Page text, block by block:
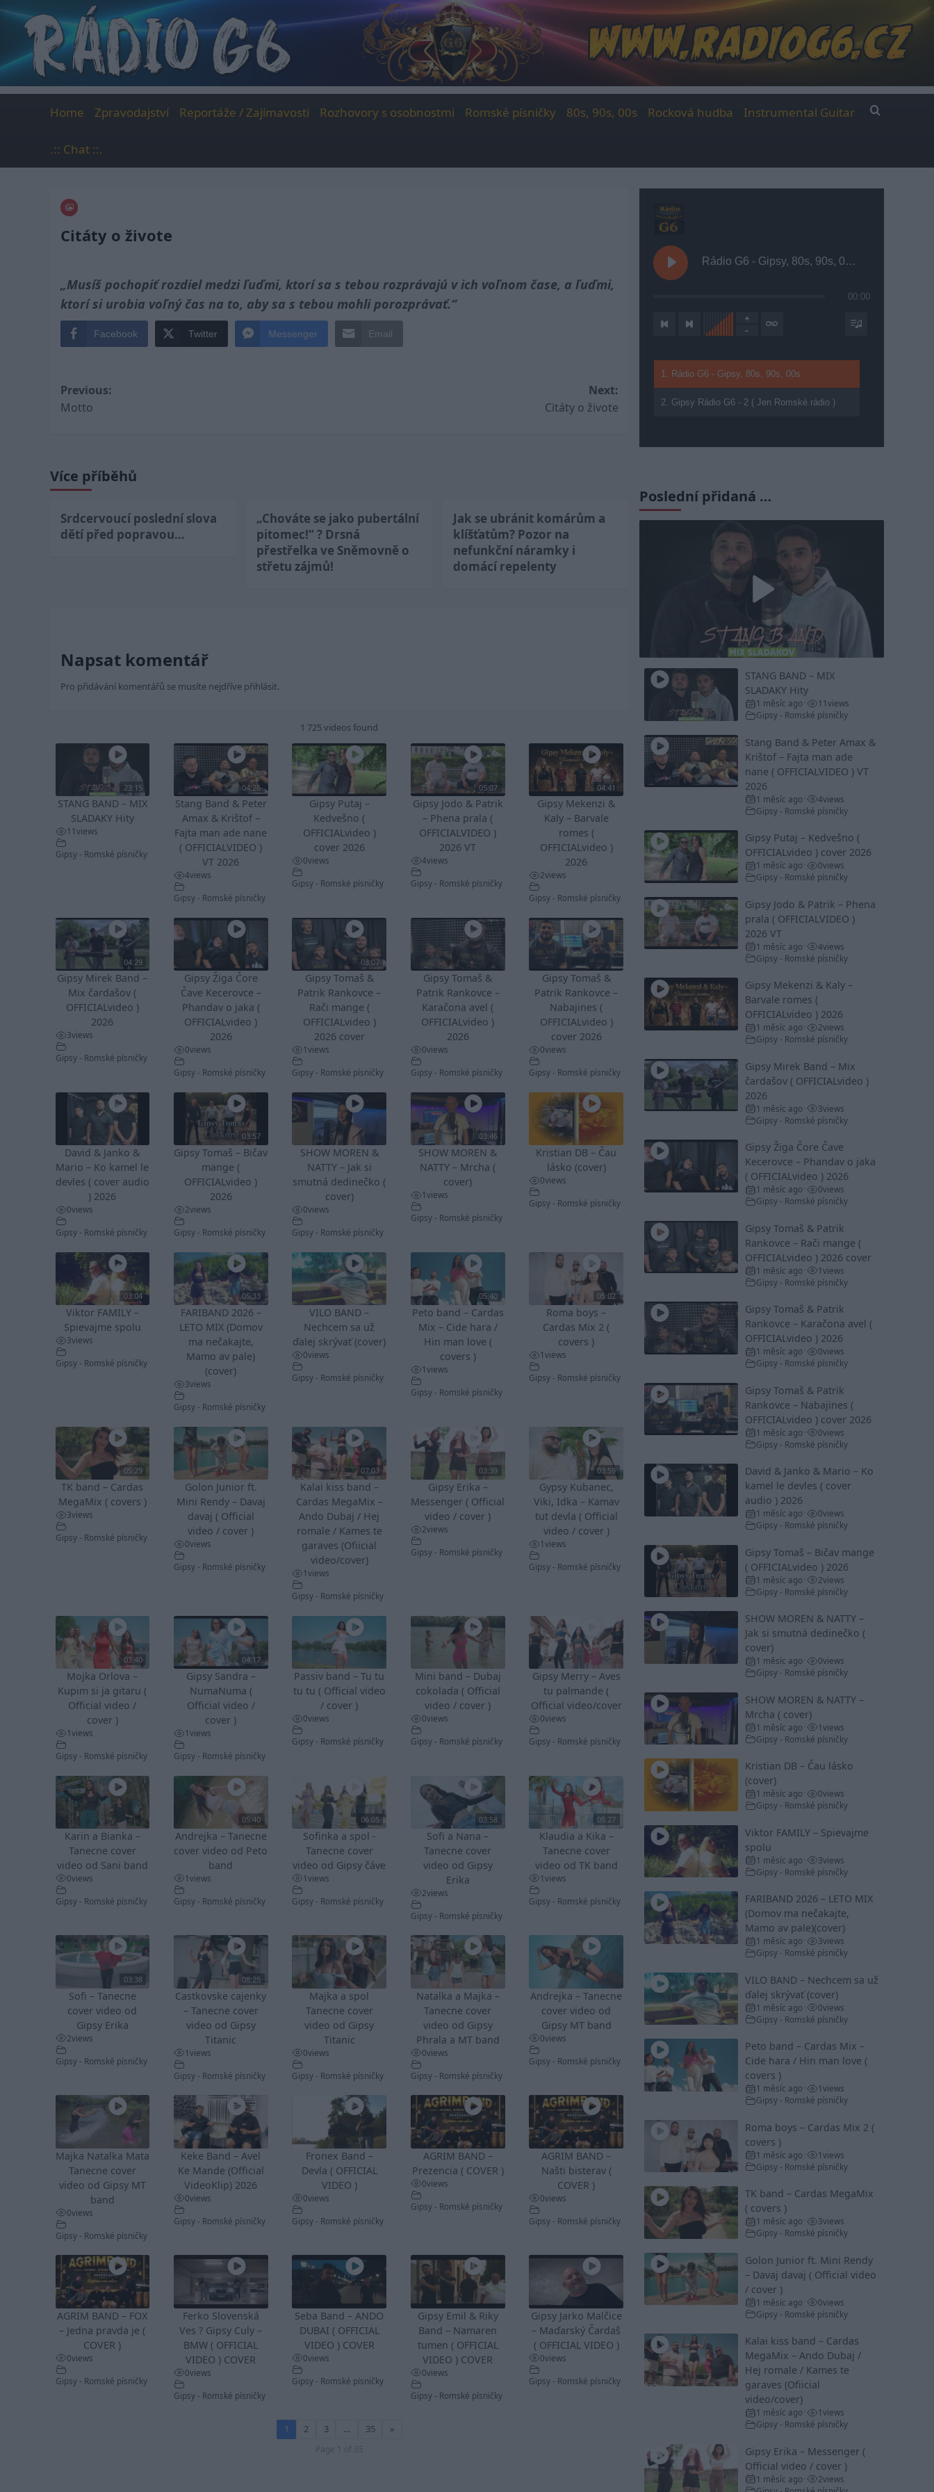
content
Home Zpravodajství Reportáže / Zajímavosti Rozhovory s osobnostmi Romské písničky 80s, 90s, 00s Rocková hudba Instrumental Guitar
.:: Chat ::.
Citáty o živote
„Musíš pochopiť rozdiel medzi ľuďmi, ktorí sa s tebou rozprávajú v ich voľnom čase, a ľuďmi,
ktorí si urobia voľný čas na to, aby sa s tebou mohli porozprávať.“
Facebook Twitter Messenger Email
Post
navigation
Previous:
Motto
Next:
Citáty o živote
Více příběhů
Srdcervoucí poslední slova
dětí před popravou…
„Chováte se jako pubertální
pitomec!“ ? Drsná
přestřelka ve Sněmovně o
střetu zájmů!
Jak se ubránit komárům a
klíšťatům? Pozor na
nefunkční náramky i
domácí repelenty
Napsat komentář
Pro přidávání komentářů se musíte nejdříve přihlásit.
1 725 videos found
23:15
STANG BAND – MIX
SLADAKY Hity
11views
Gipsy - Romské písničky
04:26
Stang Band & Peter
Amax & Krištof –
Fajta man ade nane
( OFFICIALVIDEO )
VT 2026
4views
Gipsy - Romské písničky
Gipsy Putaj –
Kedvešno (
OFFICIALvideo )
cover 2026
0views
Gipsy - Romské písničky
05:07
Gipsy Jodo & Patrik
– Phena prala (
OFFICIALVIDEO )
2026 VT
4views
Gipsy - Romské písničky
04:41
Gipsy Mekenzi &
Kaly – Barvale
romes (
OFFICIALvideo )
2026
2views
Gipsy - Romské písničky
04:29
Gipsy Mirek Band –
Mix čardašov (
OFFICIALvideo )
2026
3views
Gipsy - Romské písničky
Gipsy Žiga Čore
Čave Kecerovce –
Phandav o jaka (
OFFICIALvideo )
2026
0views
Gipsy - Romské písničky
03:07
Gipsy Tomaš &
Patrik Rankovce –
Rači mange (
OFFICIALvideo )
2026 cover
1views
Gipsy - Romské písničky
Gipsy Tomaš &
Patrik Rankovce –
Karačona avel (
OFFICIALvideo )
2026
0views
Gipsy - Romské písničky
Gipsy Tomaš &
Patrik Rankovce –
Nabajines (
OFFICIALvideo )
cover 2026
0views
Gipsy - Romské písničky
David & Janko &
Mario – Ko kamel le
devles ( cover audio
) 2026
0views
Gipsy - Romské písničky
03:57
Gipsy Tomaš – Bičav
mange (
OFFICIALvideo )
2026
2views
Gipsy - Romské písničky
SHOW MOREN &
NATTY – Jak si
smutná dedinečko (
cover)
0views
Gipsy - Romské písničky
03:46
SHOW MOREN &
NATTY – Mrcha (
cover)
1views
Gipsy - Romské písničky
Kristian DB – Čau
lásko (cover)
0views
Gipsy - Romské písničky
03:04
Viktor FAMILY –
Spievajme spolu
3views
Gipsy - Romské písničky
05:33
FARIBAND 2026 –
LETO MIX (Domov
ma nečakajte,
Mamo av pale)
(cover)
3views
Gipsy - Romské písničky
VILO BAND –
Nechcem sa už
ďalej skrývať (cover)
0views
Gipsy - Romské písničky
05:40
Peto band – Cardas
Mix – Cide hara /
Hin man love (
covers )
1views
Gipsy - Romské písničky
05:02
Roma boys –
Cardas Mix 2 (
covers )
1views
Gipsy - Romské písničky
05:29
TK band – Cardas
MegaMix ( covers )
3views
Gipsy - Romské písničky
Golon Junior ft.
Mini Rendy – Davaj
davaj ( Official
video / cover )
0views
Gipsy - Romské písničky
07:03
Kalai kiss band –
Cardas MegaMix –
Ando Dubaj / Hej
romale / Kames te
garaves (Ofiicial
video/cover)
1views
Gipsy - Romské písničky
03:39
Gipsy Erika –
Messenger ( Official
video / cover )
2views
Gipsy - Romské písničky
03:59
Gypsy Kubanec,
Viki, Idka – Kamav
tut devla ( Official
video / cover )
1views
Gipsy - Romské písničky
03:40
Mojka Orlova –
Kupim si ja gitaru (
Official video /
cover )
1views
Gipsy - Romské písničky
04:17
Gipsy Sandra –
NumaNuma (
Official video /
cover )
1views
Gipsy - Romské písničky
Passiv band – Tu tu
tu tu ( Official video
/ cover )
0views
Gipsy - Romské písničky
Mini band – Dubaj
cokolada ( Official
video / cover )
0views
Gipsy - Romské písničky
Gipsy Merry – Aves
tu palmande (
Official video/cover
0views
Gipsy - Romské písničky
Karin a Bianka –
Tanecne cover
video od Sani band
0views
Gipsy - Romské písničky
05:40
Andrejka – Tanecne
cover video od Peto
band
1views
Gipsy - Romské písničky
06:05
Sofinka a spol -
Tanecne cover
video od Gipsy čáve
1views
Gipsy - Romské písničky
03:58
Sofi a Nana –
Tanecne cover
video od Gipsy
Erika
2views
Gipsy - Romské písničky
05:27
Klaudia a Kika –
Tanecne cover
video od TK band
1views
Gipsy - Romské písničky
03:38
Sofi – Tanecne
cover video od
Gipsy Erika
2views
Gipsy - Romské písničky
08:25
Castkovske cajenky
– Tanecne cover
video od Gipsy
Titanic
1views
Gipsy - Romské písničky
Majka a spol
Tanecne cover
video od Gipsy
Titanic
0views
Gipsy - Romské písničky
Natalka a Majka –
Tanecne cover
video od Gipsy
Phrala a MT band
0views
Gipsy - Romské písničky
Andrejka – Tanecne
cover video od
Gipsy MT band
0views
Gipsy - Romské písničky
Majka Natalka Mata
Tanecne cover
video od Gipsy MT
band
0views
Gipsy - Romské písničky
Keke Band – Avel
Ke Mande (Official
VideoKlip) 2026
0views
Gipsy - Romské písničky
Fronex Band –
Devla ( OFFICIAL
VIDEO )
0views
Gipsy - Romské písničky
AGRIM BAND –
Prezencia ( COVER )
0views
Gipsy - Romské písničky
AGRIM BAND –
Našti bisterav (
COVER )
0views
Gipsy - Romské písničky
AGRIM BAND – FOX
– Jedna pravda je (
COVER )
0views
Gipsy - Romské písničky
Ferko Slovenská
Ves ? Gipsy Culy –
BMW ( OFFICIAL
VIDEO ) COVER
0views
Gipsy - Romské písničky
Seba Band – ANDO
DUBAI ( OFFICIAL
VIDEO ) COVER
0views
Gipsy - Romské písničky
Gipsy Emil & Riky
Band – Namaren
tumen ( OFFICIAL
VIDEO ) COVER
0views
Gipsy - Romské písničky
Gipsy Jarko Malčice
– Maďarský Čardaš
( OFFICIAL VIDEO )
0views
Gipsy - Romské písničky
1 2 3 … 35 »
Page 1 of 35
Rádio G6 - Gipsy, 80s, 90s, 00s
00:00
1. Rádio G6 - Gipsy, 80s, 90s, 00s
2. Gipsy Rádio G6 - 2 ( Jen Romské rádio )
Poslední přidaná …
Play
Video
STANG BAND – MIX
SLADAKY Hity
1 měsíc ago 11views
Gipsy - Romské písničky
Stang Band & Peter Amax &
Krištof – Fajta man ade
nane ( OFFICIALVIDEO ) VT
2026
1 měsíc ago 4views
Gipsy - Romské písničky
Gipsy Putaj – Kedvešno (
OFFICIALvideo ) cover 2026
1 měsíc ago 0views
Gipsy - Romské písničky
Gipsy Jodo & Patrik – Phena
prala ( OFFICIALVIDEO )
2026 VT
1 měsíc ago 4views
Gipsy - Romské písničky
Gipsy Mekenzi & Kaly –
Barvale romes (
OFFICIALvideo ) 2026
1 měsíc ago 2views
Gipsy - Romské písničky
Gipsy Mirek Band – Mix
čardašov ( OFFICIALvideo )
2026
1 měsíc ago 3views
Gipsy - Romské písničky
Gipsy Žiga Čore Čave
Kecerovce – Phandav o jaka
( OFFICIALvideo ) 2026
1 měsíc ago 0views
Gipsy - Romské písničky
Gipsy Tomaš & Patrik
Rankovce – Rači mange (
OFFICIALvideo ) 2026 cover
1 měsíc ago 1views
Gipsy - Romské písničky
Gipsy Tomaš & Patrik
Rankovce – Karačona avel (
OFFICIALvideo ) 2026
1 měsíc ago 0views
Gipsy - Romské písničky
Gipsy Tomaš & Patrik
Rankovce – Nabajines (
OFFICIALvideo ) cover 2026
1 měsíc ago 0views
Gipsy - Romské písničky
David & Janko & Mario – Ko
kamel le devles ( cover
audio ) 2026
1 měsíc ago 0views
Gipsy - Romské písničky
Gipsy Tomaš – Bičav mange
( OFFICIALvideo ) 2026
1 měsíc ago 2views
Gipsy - Romské písničky
SHOW MOREN & NATTY –
Jak si smutná dedinečko (
cover)
1 měsíc ago 0views
Gipsy - Romské písničky
SHOW MOREN & NATTY –
Mrcha ( cover)
1 měsíc ago 1views
Gipsy - Romské písničky
Kristian DB – Čau lásko
(cover)
1 měsíc ago 0views
Gipsy - Romské písničky
Viktor FAMILY – Spievajme
spolu
1 měsíc ago 3views
Gipsy - Romské písničky
FARIBAND 2026 – LETO MIX
(Domov ma nečakajte,
Mamo av pale)(cover)
1 měsíc ago 3views
Gipsy - Romské písničky
VILO BAND – Nechcem sa už
ďalej skrývať (cover)
1 měsíc ago 0views
Gipsy - Romské písničky
Peto band – Cardas Mix –
Cide hara / Hin man love (
covers )
1 měsíc ago 1views
Gipsy - Romské písničky
Roma boys – Cardas Mix 2 (
covers )
1 měsíc ago 1views
Gipsy - Romské písničky
TK band – Cardas MegaMix
( covers )
1 měsíc ago 3views
Gipsy - Romské písničky
Golon Junior ft. Mini Rendy
– Davaj davaj ( Official video
/ cover )
1 měsíc ago 0views
Gipsy - Romské písničky
Kalai kiss band – Cardas
MegaMix – Ando Dubaj /
Hej romale / Kames te
garaves (Ofiicial
video/cover)
1 měsíc ago 1views
Gipsy - Romské písničky
Gipsy Erika – Messenger (
Official video / cover )
1 měsíc ago 2views